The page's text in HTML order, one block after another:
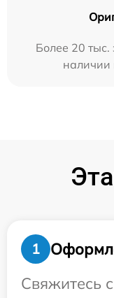
Более 20 тыс.
наличии
1
Свяжитесь